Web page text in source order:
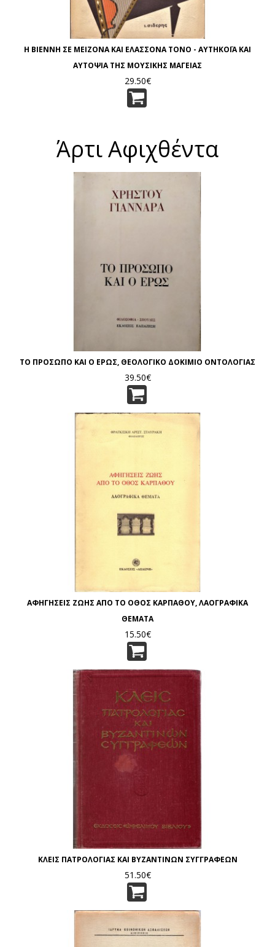
Η ΒΙΕΝΝΗ ΣΕ ΜΕΙΖΟΝΑ ΚΑΙ ΕΛΑΣΣΟΝΑ ΤΟΝΟ - ΑΥΤΗΚΟΪΑ ΚΑΙ
ΑΥΤΟΨΙΑ ΤΗΣ ΜΟΥΣΙΚΗΣ ΜΑΓΕΙΑΣ
29.50€
Άρτι Αφιχθέντα
ΤΟ ΠΡΟΣΩΠΟ ΚΑΙ Ο ΕΡΩΣ, ΘΕΟΛΟΓΙΚΟ ΔΟΚΙΜΙΟ ΟΝΤΟΛΟΓΙΑΣ
39.50€
ΑΦΗΓΗΣΕΙΣ ΖΩΗΣ ΑΠΟ ΤΟ ΟΘΟΣ ΚΑΡΠΑΘΟΥ, ΛΑΟΓΡΑΦΙΚΑ
ΘΕΜΑΤΑ
15.50€
ΚΛΕΙΣ ΠΑΤΡΟΛΟΓΙΑΣ ΚΑΙ ΒΥΖΑΝΤΙΝΩΝ ΣΥΓΓΡΑΦΕΩΝ
51.50€